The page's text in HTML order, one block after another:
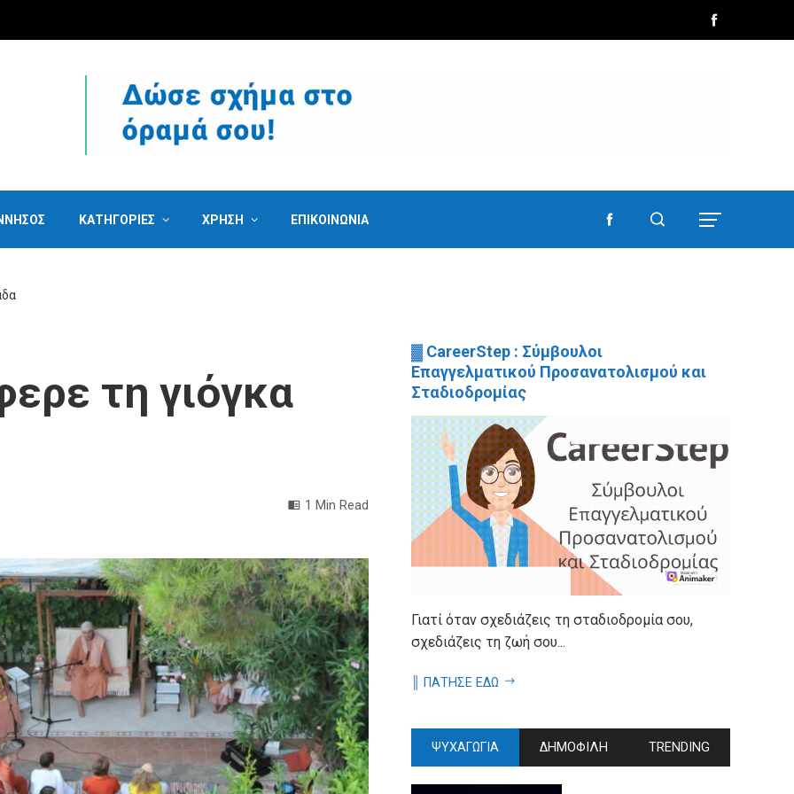
ΚΑΤΗΓΟΡΙΕΣ ΧΡΗΣΗ ΕΠΙΚΟΙΝΩΝΙΑ
τη γιόγκα
1 Min Read
▓ CareerStep : Σύμβουλοι
Επαγγελματικού Προσανατολισμού και
Σταδιοδρομίας
Γιατί όταν σχεδιάζεις τη σταδιοδρομία σου,
σχεδιάζεις τη ζωή σου...
║ ΠΑΤΗΣΕ ΕΔΩ
ΨΥΧΑΓΩΓΙΑ ΔΗΜΟΦΙΛΗ TRENDING